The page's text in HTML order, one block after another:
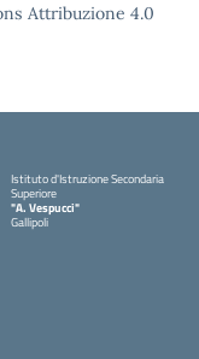
Attribuzione 4.0
Istituto d'Istruzione Secondaria
Superiore
"A. Vespucci"
Gallipoli